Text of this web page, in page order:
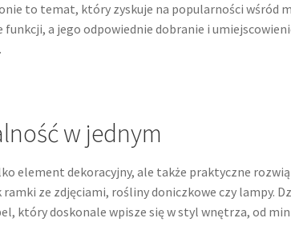
to temat, który zyskuje na popularności wśród
funkcji, a jego odpowiednie dobranie i
w jednym
element dekoracyjny, ale także praktyczne
ze zdjęciami, rośliny doniczkowe czy lampy.
który doskonale wpisze się w styl wnętrza, od